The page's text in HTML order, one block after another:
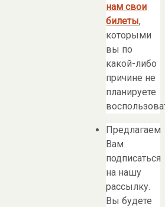
нам свои
билеты,
которыми
вы по
какой-либо
причине не
планируете
Предлагаем
Вам
подписаться
на нашу
рассылку.
Вы будете